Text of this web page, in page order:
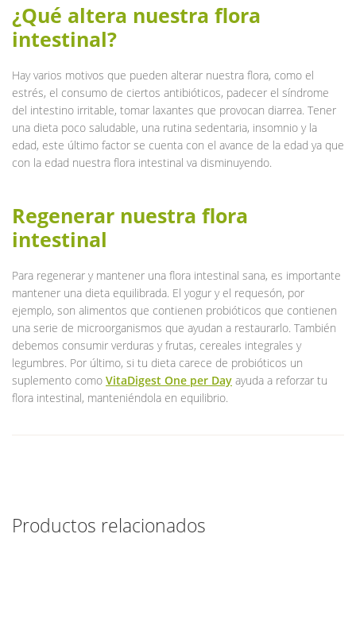
¿Qué altera nuestra flora
intestinal?
Hay varios motivos que pueden alterar nuestra flora, como el
estrés, el consumo de ciertos antibióticos, padecer el síndrome
del intestino irritable, tomar laxantes que provocan diarrea. Tener
una dieta poco saludable, una rutina sedentaria, insomnio y la
edad, este último factor se cuenta con el avance de la edad ya que
con la edad nuestra flora intestinal va disminuyendo.
Regenerar nuestra flora
intestinal
Para regenerar y mantener una flora intestinal sana, es importante
mantener una dieta equilibrada. El yogur y el requesón, por
ejemplo, son alimentos que contienen probióticos que contienen
una serie de microorganismos que ayudan a restaurarlo. También
debemos consumir verduras y frutas, cereales integrales y
legumbres. Por último, si tu dieta carece de probióticos un
suplemento como VitaDigest One per Day ayuda a reforzar tu
flora intestinal, manteniéndola en equilibrio.
Productos relacionados